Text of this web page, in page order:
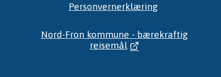
Personvernerklæring
Nord-Fron kommune - bærekraftig
reisemål